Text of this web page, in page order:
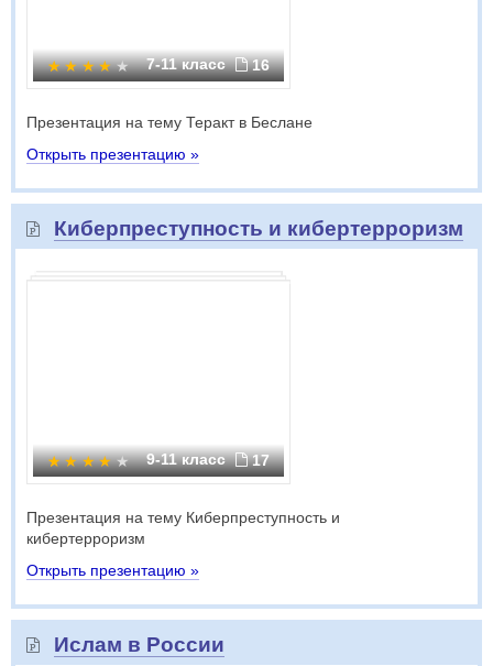
7-11 класс 16
Презентация на тему Теракт в Беслане
Открыть презентацию »
Киберпреступность и кибертерроризм
9-11 класс 17
Презентация на тему Киберпреступность и
кибертерроризм
Открыть презентацию »
Ислам в России